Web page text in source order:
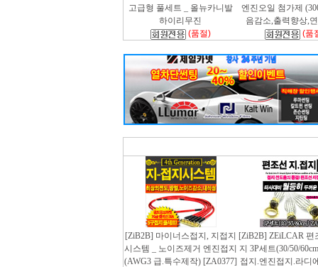
고급형 풀세트 _ 올뉴카니발
하이리무진
(품절)
엔진오일 첨가제
음감소,출력향상,
(품
[ZiB2B] 마이너스접지, 지접지
시스템 _ 노이즈제거 엔진접지
(AWG3 급.특수제작) [ZA0377]
[ZiB2B] ZEiLCAR 편
지 3P세트(30/50/
접지.엔진접지.라디